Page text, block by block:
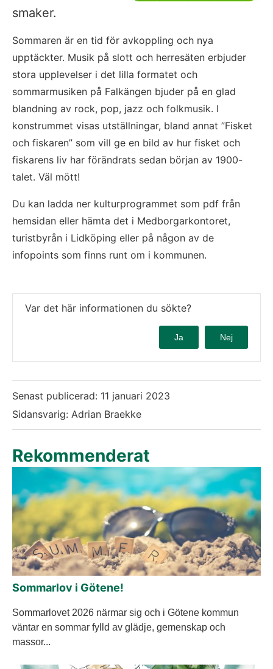
smaker.
Sommaren är en tid för avkoppling och nya
upptäckter. Musik på slott och herresäten erbjuder
stora upplevelser i det lilla formatet och
sommarmusiken på Falkängen bjuder på en glad
blandning av rock, pop, jazz och folkmusik. I
konstrummet visas utställningar, bland annat ”Fisket
och fiskaren” som vill ge en bild av hur fisket och
fiskarens liv har förändrats sedan början av 1900-
talet. Väl mött!
Du kan ladda ner kulturprogrammet som pdf från
hemsidan eller hämta det i Medborgarkontoret,
turistbyrån i Lidköping eller på någon av de
infopoints som finns runt om i kommunen.
Var det här informationen du sökte?
Ja Nej
Senast publicerad: 11 januari 2023
Sidansvarig: Adrian Braekke
Rekommenderat
Sommarlov i Götene!
Sommarlovet 2026 närmar sig och i Götene kommun
väntar en sommar fylld av glädje, gemenskap och
massor...